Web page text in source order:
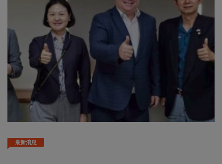
最新消息